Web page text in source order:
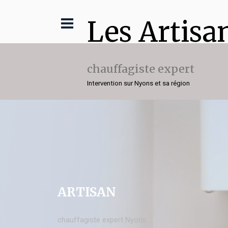
Les
chauffagiste expert
Intervention sur Nyons et sa région
ARTISAN
chauffagiste expert Nyons